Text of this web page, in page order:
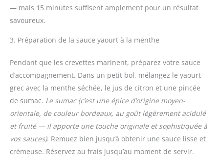
— mais 15 minutes suffisent amplement pour un résultat
savoureux.
3. Préparation de la sauce yaourt à la menthe
Pendant que les crevettes marinent, préparez votre sauce
d’accompagnement. Dans un petit bol, mélangez le yaourt
grec avec la menthe séchée, le jus de citron et une pincée
de sumac. Le sumac (c’est une épice d’origine moyen-
orientale, de couleur bordeaux, au goût légèrement acidulé
et fruité — il apporte une touche originale et sophistiquée à
vos sauces). Remuez bien jusqu’à obtenir une sauce lisse et
crémeuse. Réservez au frais jusqu’au moment de servir.